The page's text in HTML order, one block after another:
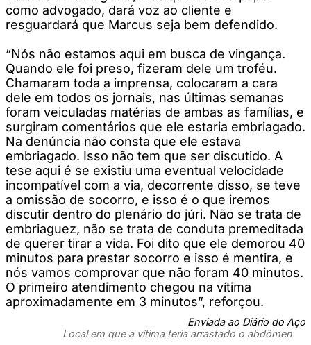
como advogado, dará voz ao cliente e
resguardará que Marcus seja bem defendido.
“Nós não estamos aqui em busca de vingança.
Quando ele foi preso, fizeram dele um troféu.
Chamaram toda a imprensa, colocaram a cara
dele em todos os jornais, nas últimas semanas
foram veiculadas matérias de ambas as famílias, e
surgiram comentários que ele estaria embriagado.
Na denúncia não consta que ele estava
embriagado. Isso não tem que ser discutido. A
tese aqui é se existiu uma eventual velocidade
incompatível com a via, decorrente disso, se teve
a omissão de socorro, e isso é o que iremos
discutir dentro do plenário do júri. Não se trata de
embriaguez, não se trata de conduta premeditada
de querer tirar a vida. Foi dito que ele demorou 40
minutos para prestar socorro e isso é mentira, e
nós vamos comprovar que não foram 40 minutos.
O primeiro atendimento chegou na vítima
aproximadamente em 3 minutos”, reforçou.
Enviada ao Diário do Aço
Local em que a vítima teria arrastado o abdômen